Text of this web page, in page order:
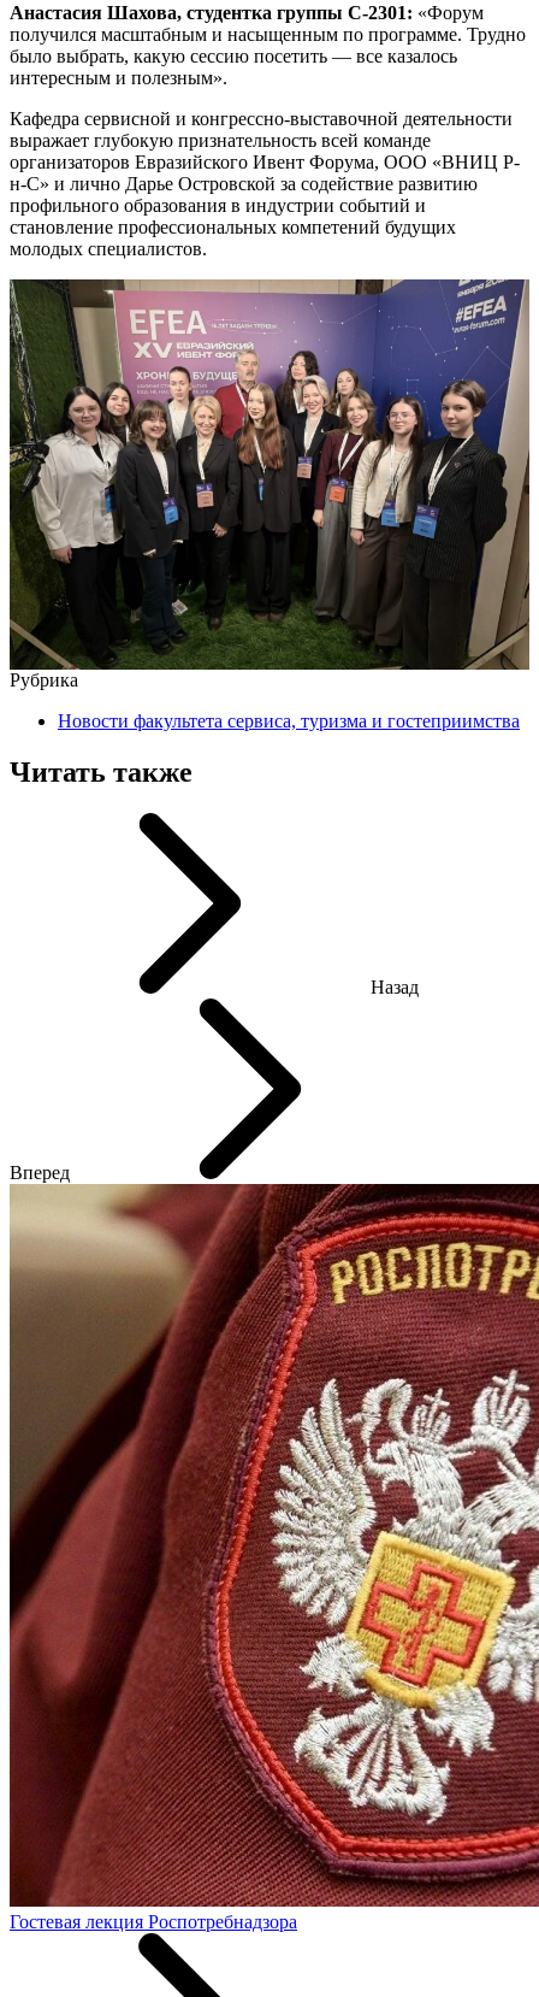
Анастасия Шахова, студентка группы С-2301: «Форум
получился масштабным и насыщенным по программе. Трудно
было выбрать, какую сессию посетить — все казалось
интересным и полезным».
Кафедра сервисной и конгрессно-выставочной деятельности
выражает глубокую признательность всей команде
организаторов Евразийского Ивент Форума, ООО «ВНИЦ Р-
н-С» и лично Дарье Островской за содействие развитию
профильного образования в индустрии событий и
становление профессиональных компетений будущих
молодых специалистов.
Рубрика
Новости факультета сервиса, туризма и гостеприимства
Читать также
Назад
Вперед
Гостевая лекция Роспотребнадзора